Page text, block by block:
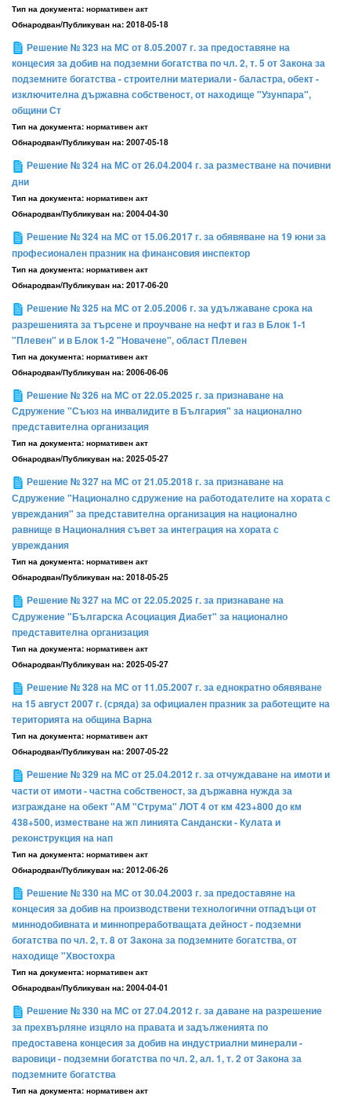
Тип на документа: нормативен акт
Обнародван/Публикуван на: 2018-05-18
Решение № 323 на МС от 8.05.2007 г. за предоставяне на
концесия за добив на подземни богатства по чл. 2, т. 5 от Закона за
подземните богатства - строителни материали - баластра, обект -
изключителна държавна собственост, от находище "Узунпара",
общини Ст
Тип на документа: нормативен акт
Обнародван/Публикуван на: 2007-05-18
Решение № 324 на МС от 26.04.2004 г. за разместване на почивни
дни
Тип на документа: нормативен акт
Обнародван/Публикуван на: 2004-04-30
Решение № 324 на МС от 15.06.2017 г. за обявяване на 19 юни за
професионален празник на финансовия инспектор
Тип на документа: нормативен акт
Обнародван/Публикуван на: 2017-06-20
Решение № 325 на МС от 2.05.2006 г. за удължаване срока на
разрешенията за търсене и проучване на нефт и газ в Блок 1-1
"Плевен" и в Блок 1-2 "Новачене", област Плевен
Тип на документа: нормативен акт
Обнародван/Публикуван на: 2006-06-06
Решение № 326 на МС от 22.05.2025 г. за признаване на
Сдружение "Съюз на инвалидите в България" за национално
представителна организация
Тип на документа: нормативен акт
Обнародван/Публикуван на: 2025-05-27
Решение № 327 на МС от 21.05.2018 г. за признаване на
Сдружение "Национално сдружение на работодателите на хората с
увреждания" за представителна организация на национално
равнище в Националния съвет за интеграция на хората с
увреждания
Тип на документа: нормативен акт
Обнародван/Публикуван на: 2018-05-25
Решение № 327 на МС от 22.05.2025 г. за признаване на
Сдружение "Българска Асоциация Диабет" за национално
представителна организация
Тип на документа: нормативен акт
Обнародван/Публикуван на: 2025-05-27
Решение № 328 на МС от 11.05.2007 г. за еднократно обявяване
на 15 август 2007 г. (сряда) за официален празник за работещите на
територията на община Варна
Тип на документа: нормативен акт
Обнародван/Публикуван на: 2007-05-22
Решение № 329 на МС от 25.04.2012 г. за отчуждаване на имоти и
части от имоти - частна собственост, за държавна нужда за
изграждане на обект "АМ "Струма" ЛОТ 4 от км 423+800 до км
438+500, изместване на жп линията Сандански - Кулата и
реконструкция на нап
Тип на документа: нормативен акт
Обнародван/Публикуван на: 2012-06-26
Решение № 330 на МС от 30.04.2003 г. за предоставяне на
концесия за добив на производствени технологични отпадъци от
миннодобивната и миннопреработващата дейност - подземни
богатства по чл. 2, т. 8 от Закона за подземните богатства, от
находище "Хвостохра
Тип на документа: нормативен акт
Обнародван/Публикуван на: 2004-04-01
Решение № 330 на МС от 27.04.2012 г. за даване на разрешение
за прехвърляне изцяло на правата и задълженията по
предоставена концесия за добив на индустриални минерали -
варовици - подземни богатства по чл. 2, ал. 1, т. 2 от Закона за
подземните богатства
Тип на документа: нормативен акт